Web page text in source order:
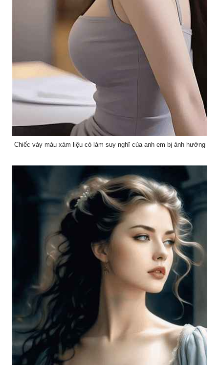
Chiếc váy màu xám liệu có làm suy nghĩ của anh em bị ảnh hưởng